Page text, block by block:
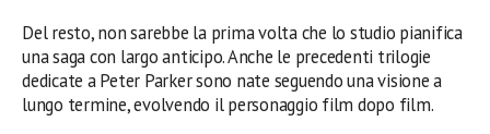
Del resto, non sarebbe la prima volta che lo studio pianifica
una saga con largo anticipo. Anche le precedenti trilogie
dedicate a Peter Parker sono nate seguendo una visione a
lungo termine, evolvendo il personaggio film dopo film.